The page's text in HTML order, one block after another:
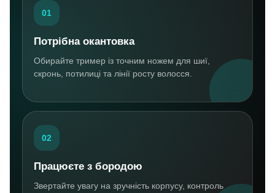
01
Потрібна окантовка
Обирайте тример із точним ножем для шиї,
скронь, потилиці та лінії росту волосся.
02
Працюєте з бородою
Звертайте увагу на зручність корпусу, контроль